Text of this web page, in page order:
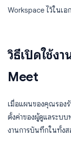
Workspace ไว้ในเอ
วิธีเปิดใช้ง
Meet
เมื่อแผนของคุณรอง
ตั้งค่าของผู้ดูแลระบ
งานการบันทึกในทั้งส